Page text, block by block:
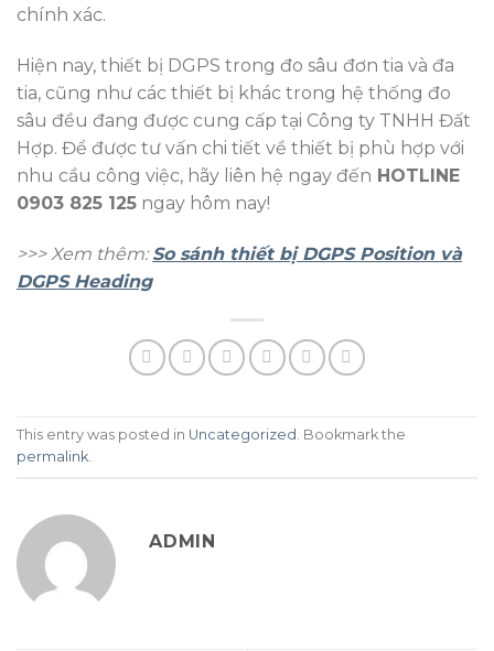
chính xác.
Hiện nay, thiết bị DGPS trong đo sâu đơn tia và đa
tia, cũng như các thiết bị khác trong hệ thống đo
sâu đều đang được cung cấp tại Công ty TNHH Đất
Hợp. Để được tư vấn chi tiết về thiết bị phù hợp với
nhu cầu công việc, hãy liên hệ ngay đến HOTLINE
0903 825 125 ngay hôm nay!
>>> Xem thêm:So sánh thiết bị DGPS Position và
DGPS Heading
This entry was posted in Uncategorized . Bookmark the
permalink.
ADMIN